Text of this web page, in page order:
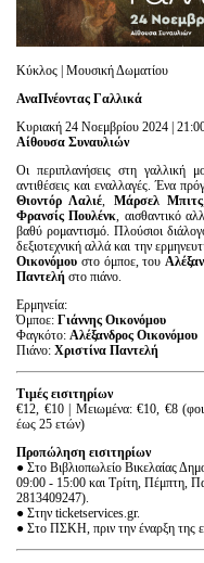
Κύκλος | Μουσική Δωματίου
ΑναΠνέοντας Γαλλικά
Κυριακή 24 Νοεμβρίου 2024 |
Αίθουσα Συναυλιών
Οι περιπλανήσεις στη γαλλική
αντιθέσεις και εναλλαγές. Ένα
Θιοντόρ Λαλιέ, Μάρσελ Μπιτς
Φρανσίς Πουλένκ, αισθαντικό
βαθύ ρομαντισμό. Πλούσιοι
δεξιοτεχνική αλλά και την
Οικονόμου στο όμποε, του
Παντελή στο πιάνο.
Ερμηνεία:
Όμποε: Γιάννης Οικονόμου
Φαγκότο: Αλέξανδρος Οικονόμου
Πιάνο: Χριστίνα Παντελή
Τιμές εισιτηρίων
€12, €10 | Μειωμένα: €10, €8
έως 25 ετών)
Προπώληση εισιτηρίων
● Στο Βιβλιοπωλείο Βικελαίας
09:00 - 15:00 και Τρίτη, Πέμπτη,
2813409247).
● Στην ticketservices.gr.
● Στο ΠΣΚΗ, πριν την έναρξη της